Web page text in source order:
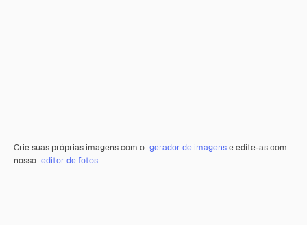
Crie suas próprias imagens com o gerador de imagense edite-as com
nosso editor de fotos.